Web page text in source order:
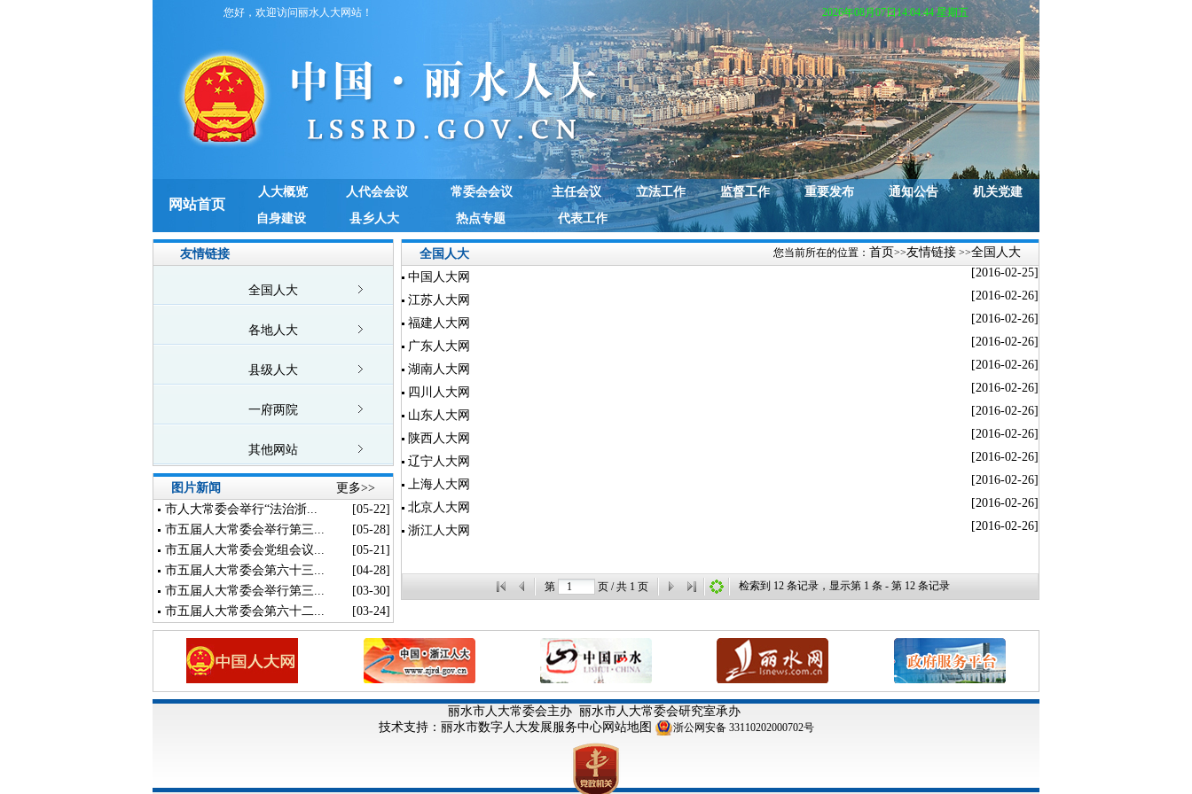
您好，欢迎访问丽水人大网站！ 2026年08月07日14:04:44 星期五
网站首页
人大概览 人代会会议 常委会会议 主任会议 立法工作 监督工作 重要发布 通知公告
机关党建
自身建设
县乡人大 热点专题 代表工作
友情链接
全国人大
各地人大
县级人大
一府两院
其他网站
图片新闻
更多>>
市人大常委会举行“法治浙...
[05-22]
市五届人大常委会举行第三...
[05-28]
市五届人大常委会党组会议...
[05-21]
市五届人大常委会第六十三...
[04-28]
市五届人大常委会举行第三...
[03-30]
市五届人大常委会第六十二...
[03-24]
全国人大 您当前所在的位置： 首页>>友情链接 >>全国人大
中国人大网
[2016-02-25]
江苏人大网 [2016-02-26]
福建人大网 [2016-02-26]
广东人大网 [2016-02-26]
湖南人大网 [2016-02-26]
四川人大网 [2016-02-26]
山东人大网 [2016-02-26]
陕西人大网 [2016-02-26]
辽宁人大网 [2016-02-26]
上海人大网 [2016-02-26]
北京人大网 [2016-02-26]
浙江人大网 [2016-02-26]
第 页 / 共 1页 检索到 12条记录，显示第 1条 - 第 12条记录
丽水市人大常委会主办 丽水市人大常委会研究室承办
技术支持：丽水市数字人大发展服务中心网站地图 浙公网安备 33110202000702号